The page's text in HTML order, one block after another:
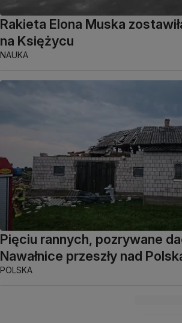
Rakieta Elona Muska
na Księżycu
NAUKA
Pięciu rannych, pozrywane
Nawałnice przeszły nad
POLSKA